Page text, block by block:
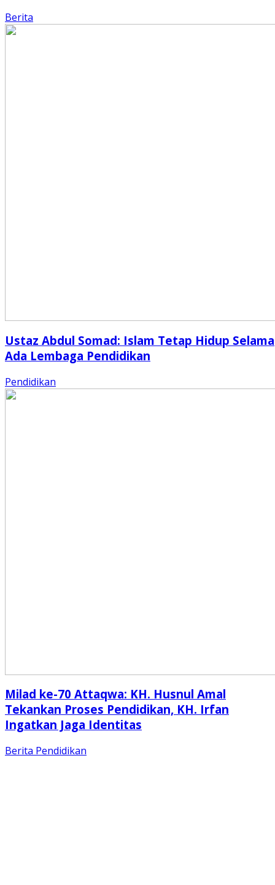
Berita
Ustaz Abdul Somad: Islam Tetap Hidup Selama
Ada Lembaga Pendidikan
Pendidikan
Milad ke-70 Attaqwa: KH. Husnul Amal
Tekankan Proses Pendidikan, KH. Irfan
Ingatkan Jaga Identitas
Berita Pendidikan